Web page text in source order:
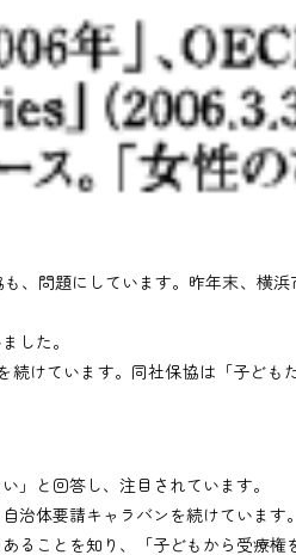
問題にしています。昨年末、横
した。
けています。同社保協は「子ど
」と回答し、注目されています。
体要請キャラバンを続けています。
ことを知り、「子どもから受療権